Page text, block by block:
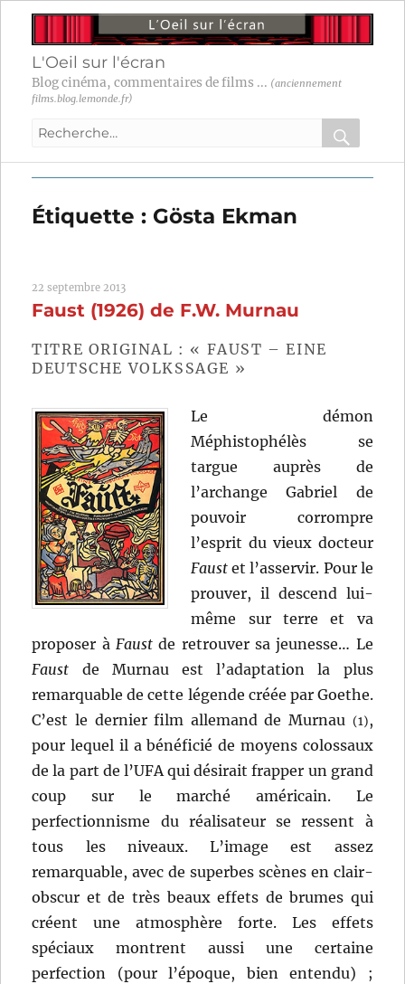
L'Oeil sur l'écran
Blog cinéma, commentaires de films ... (anciennement
films.blog.lemonde.fr)
Recherche
:
OK
Étiquette : Gösta Ekman
22 septembre 2013
Faust (1926) de F.W. Murnau
TITRE ORIGINAL : « FAUST – EINE
DEUTSCHE VOLKSSAGE »
Le démon
Méphistophélès se
targue auprès de
l’archange Gabriel de
pouvoir corrompre
l’esprit du vieux docteur
Faust et l’asservir. Pour le
prouver, il descend lui-
même sur terre et va
proposer à Faustde retrouver sa jeunesse… Le
Faust de Murnau est l’adaptation la plus
remarquable de cette légende créée par Goethe.
C’est le dernier film allemand de Murnau (1),
pour lequel il a bénéficié de moyens colossaux
de la part de l’UFA qui désirait frapper un grand
coup sur le marché américain. Le
perfectionnisme du réalisateur se ressent à
tous les niveaux. L’image est assez
remarquable, avec de superbes scènes en clair-
obscur et de très beaux effets de brumes qui
créent une atmosphère forte. Les effets
spéciaux montrent aussi une certaine
perfection (pour l’époque, bien entendu) ;